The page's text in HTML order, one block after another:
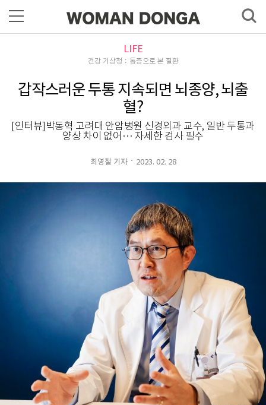
LIFE
건강 기상청：통증으로 본 질환
갑작스러운 두통 지속되면 뇌종양, 뇌출
혈?
[인터뷰]박동혁 고려대 안암병원 신경외과 교수, 일반 두통과
양상 차이 없어… 자세한 검사 필수
최영철 기자 2023. 02. 28